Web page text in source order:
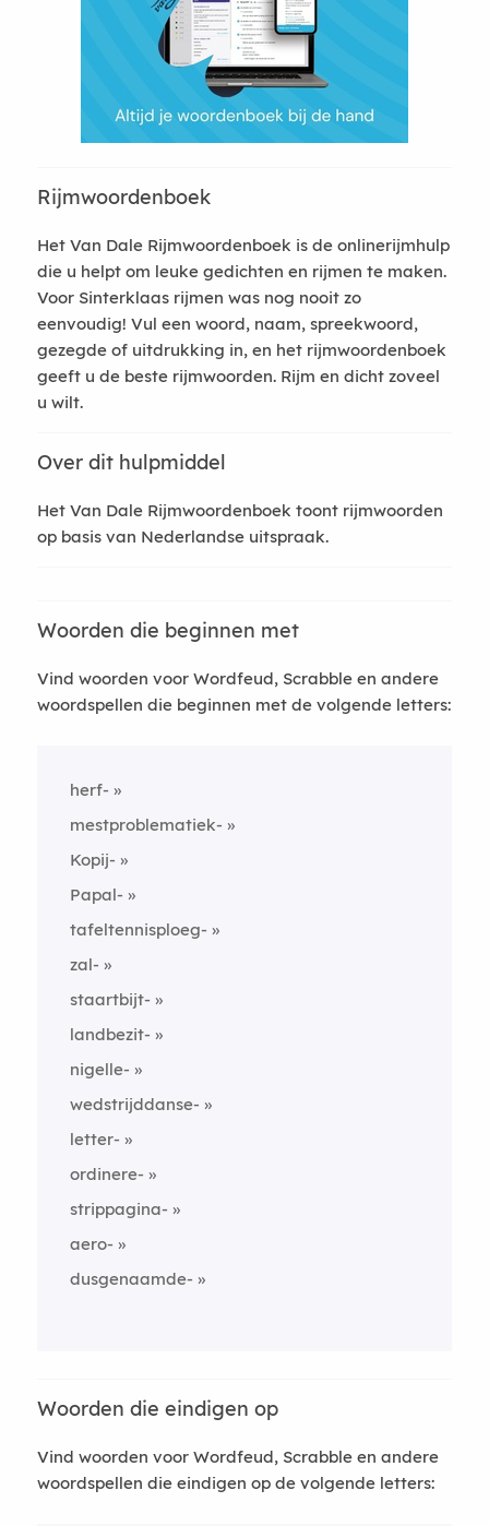
Rijmwoordenboek
Het Van Dale Rijmwoordenboek is de onlinerijmhulp
die u helpt om leuke gedichten en rijmen te maken.
Voor Sinterklaas rijmen was nog nooit zo
eenvoudig! Vul een woord, naam, spreekwoord,
gezegde of uitdrukking in, en het rijmwoordenboek
geeft u de beste rijmwoorden. Rijm en dicht zoveel
u wilt.
Over dit hulpmiddel
Het Van Dale Rijmwoordenboek toont rijmwoorden
op basis van Nederlandse uitspraak.
Woorden die beginnen met
Vind woorden voor Wordfeud, Scrabble en andere
woordspellen die beginnen met de volgende letters:
herf-
mestproblematiek-
Kopij-
Papal-
tafeltennisploeg-
zal-
staartbijt-
landbezit-
nigelle-
wedstrijddanse-
letter-
ordinere-
strippagina-
aero-
dusgenaamde-
Woorden die eindigen op
Vind woorden voor Wordfeud, Scrabble en andere
woordspellen die eindigen op de volgende letters: